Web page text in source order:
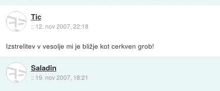
Tic
:: 12. nov 2007, 22:18
Izstrelitev v vesolje mi je bližje kot cerkven grob!
Saladin
:: 19. nov 2007, 18:21